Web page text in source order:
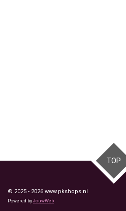
TOP
© 2025 - 2026 www.pkshops.nl
Powered by JouwWeb